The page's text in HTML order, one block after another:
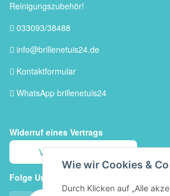
Reinigungszubehör!
033093/38488
info@brillenetuis24.de
Kontaktformular
WhatsApp brillenetuis24
Widerruf eines Vertrags
Vertrag widerrufen
Folge Uns auf
Wie wir Cookies &
Durch Klicken auf „Alle